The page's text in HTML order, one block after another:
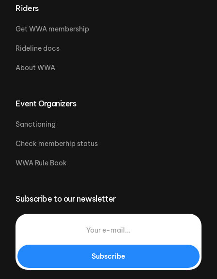
Riders
Get WWA membership
Rideline docs
About WWA
Event Organizers
Sanctioning
Check memberhip status
WWA Rule Book
Subscribe to our newsletter
Subscribe